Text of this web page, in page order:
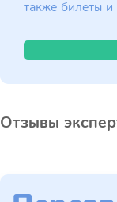
также билеты и
Отзывы